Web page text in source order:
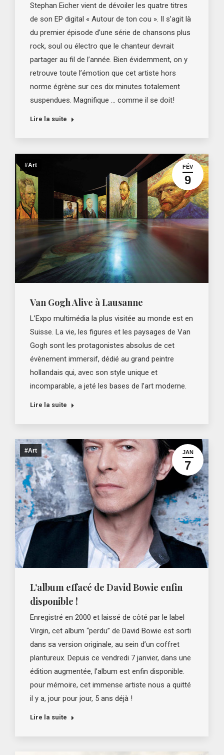
Stephan Eicher vient de dévoiler les quatre titres
de son EP digital « Autour de ton cou ». Il s’agit là
du premier épisode d’une série de chansons plus
rock, soul ou électro que le chanteur devrait
partager au fil de l’année. Bien évidemment, on y
retrouve toute l’émotion que cet artiste hors
norme égrène sur ces dix minutes totalement
suspendues. Magnifique … comme il se doit!
Lire la suite
FÉV
9
#Art
Van Gogh Alive à Lausanne
L’Expo multimédia la plus visitée au monde est en
Suisse. La vie, les figures et les paysages de Van
Gogh sont les protagonistes absolus de cet
évènement immersif, dédié au grand peintre
hollandais qui, avec son style unique et
incomparable, a jeté les bases de l’art moderne.
Lire la suite
JAN
7
#Art
L’album effacé de David Bowie enfin
disponible !
Enregistré en 2000 et laissé de côté par le label
Virgin, cet album “perdu” de David Bowie est sorti
dans sa version originale, au sein d’un coffret
plantureux. Depuis ce vendredi 7 janvier, dans une
édition augmentée, l’album est enfin disponible.
pour mémoire, cet immense artiste nous a quitté
il y a, jour pour jour, 5 ans déjà !
Lire la suite